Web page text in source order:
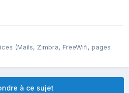
(Mails, Zimbra, FreeWifi, pages
à ce sujet